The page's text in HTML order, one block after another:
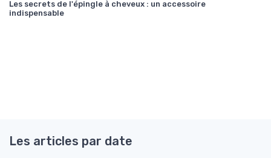
Les secrets de l'épingle à cheveux : un accessoire
indispensable
Les articles par date